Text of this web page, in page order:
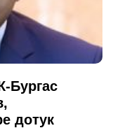
Бургас
дотук